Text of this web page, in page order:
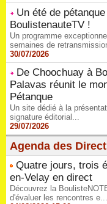
Un été de
BoulistenauteTV !
Un programme
semaines de
30/07/2026
De Choochuay à
Palavas réunit le
Pétanque
Un site dédié à la
signature éditorial...
29/07/2026
Agenda des
Quatre jours, trois
en-Velay en direct
Découvrez la
d'évaluer les rencontres e...